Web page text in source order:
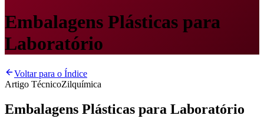
Embalagens Plásticas para
Laboratório
Voltar para o Índice
Artigo TécnicoZilquímica
Embalagens Plásticas para Laboratório